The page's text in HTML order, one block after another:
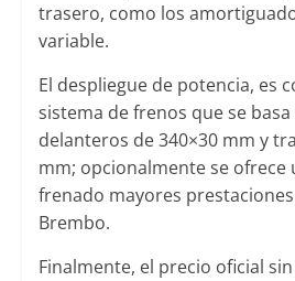
trasero, como los
variable.
El despliegue de potencia, es
sistema de frenos que se
delanteros de 340×30 mm y
mm; opcionalmente se ofrece
frenado mayores
Brembo.
Finalmente, el precio oficial